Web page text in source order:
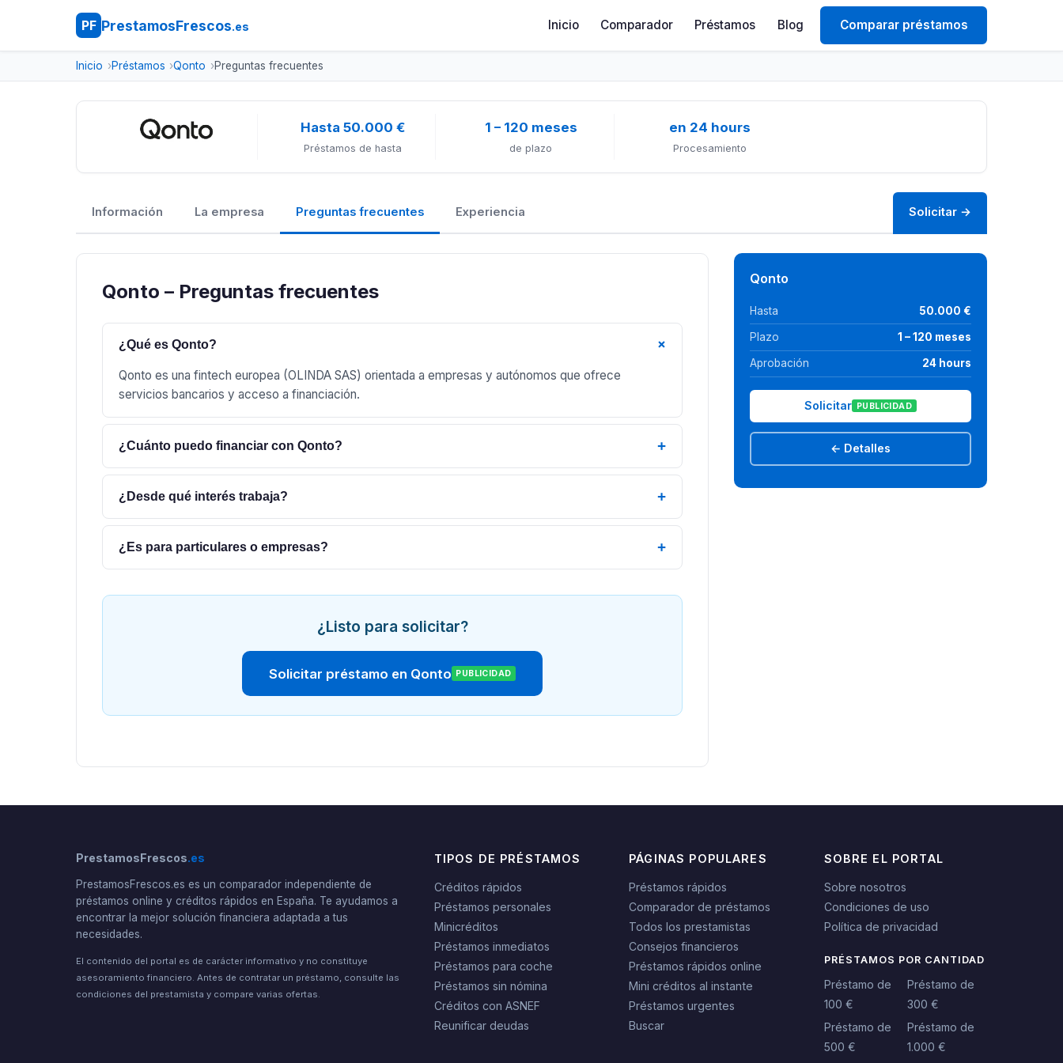
PF PrestamosFrescos.es Inicio Comparador Préstamos Blog Comparar préstamos
Inicio Préstamos Qonto Preguntas frecuentes
Hasta 50.000 €
Préstamos de hasta
1 – 120 meses
de plazo
en 24 hours
Procesamiento
Información La empresa Preguntas frecuentes Experiencia Solicitar →
Qonto – Preguntas frecuentes
¿Qué es Qonto? +
Qonto es una fintech europea (OLINDA SAS) orientada a empresas y autónomos que ofrece
servicios bancarios y acceso a financiación.
¿Cuánto puedo financiar con Qonto? +
¿Desde qué interés trabaja? +
¿Es para particulares o empresas? +
¿Listo para solicitar?
Solicitar préstamo en Qonto PUBLICIDAD
Qonto
Hasta 50.000 €
Plazo 1 – 120 meses
Aprobación 24 hours
Solicitar PUBLICIDAD
← Detalles
PrestamosFrescos.es
PrestamosFrescos.es es un comparador independiente de
préstamos online y créditos rápidos en España. Te ayudamos a
encontrar la mejor solución financiera adaptada a tus
necesidades.
El contenido del portal es de carácter informativo y no constituye
asesoramiento financiero. Antes de contratar un préstamo, consulte las
condiciones del prestamista y compare varias ofertas.
TIPOS DE PRÉSTAMOS
Créditos rápidos
Préstamos personales
Minicréditos
Préstamos inmediatos
Préstamos para coche
Préstamos sin nómina
Créditos con ASNEF
Reunificar deudas
PÁGINAS POPULARES
Préstamos rápidos
Comparador de préstamos
Todos los prestamistas
Consejos financieros
Préstamos rápidos online
Mini créditos al instante
Préstamos urgentes
Buscar
SOBRE EL PORTAL
Sobre nosotros
Condiciones de uso
Política de privacidad
PRÉSTAMOS POR CANTIDAD
Préstamo de
100 €
Préstamo de
300 €
Préstamo de
500 €
Préstamo de
1.000 €